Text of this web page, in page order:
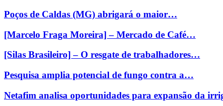
Poços de Caldas (MG) abrigará o maior…
[Marcelo Fraga Moreira] – Mercado de Café…
[Silas Brasileiro] – O resgate de trabalhadores…
Pesquisa amplia potencial de fungo contra a…
Netafim analisa oportunidades para expansão da